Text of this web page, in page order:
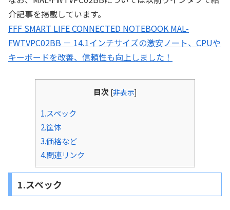
介記事を掲載しています。
FFF SMART LIFE CONNECTED NOTEBOOK MAL-
FWTVPC02BB － 14.1インチサイズの激安ノート、CPUや
キーボードを改善、信頼性も向上しました！
目次 [非表示]
1.スペック
2.筐体
3.価格など
4.関連リンク
1.スペック